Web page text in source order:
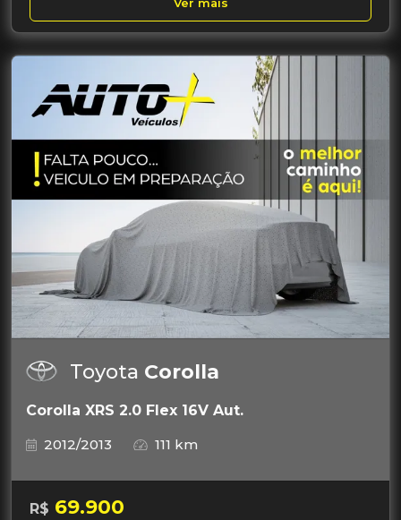
Ver mais
Toyota Corolla
Corolla XRS 2.0 Flex 16V Aut.
2012/2013
111 km
R$ 69.900